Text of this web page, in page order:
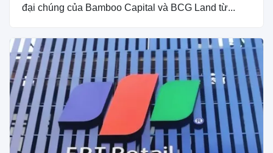
đại chúng của Bamboo Capital và BCG Land từ...